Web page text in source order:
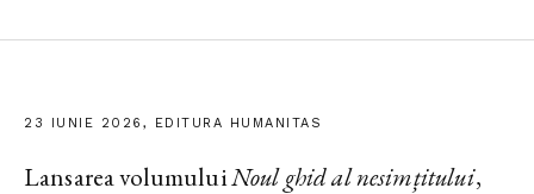
23 IUNIE 2026, EDITURA HUMANITAS
Lansarea volumuluiNoul ghid al nesimțitului,